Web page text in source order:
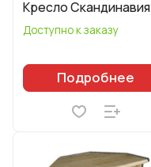
Кресло Скандинавия
Доступно к заказу
Подробнее